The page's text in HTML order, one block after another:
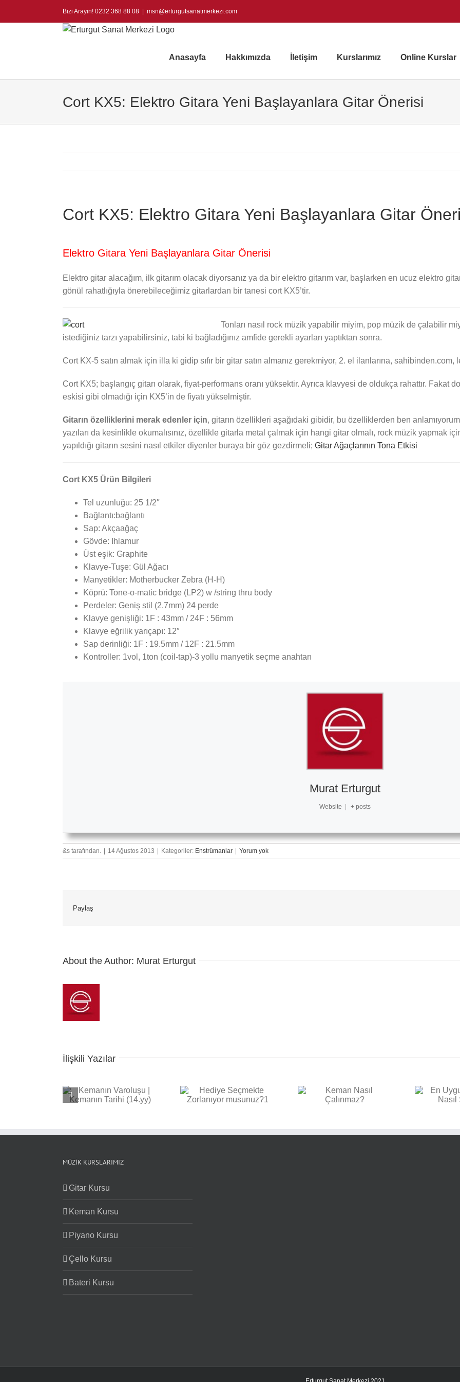
Bizi Arayın! 0232 368 88 08 msn@erturgutsanatmerkezi.com
Anasayfa Hakkımızda İletişim Kurslarımız Online Kurslar
Cort KX5: Elektro Gitara Yeni Başlayanlara Gitar Önerisi
Cort KX5: Elektro Gitara Yeni Başlayanlara Gitar
Elektro Gitara Yeni Başlayanlara Gitar Önerisi
Elektro gitar alacağım, ilk gitarım olacak diyorsanız ya da bir elektro gitarım var, başlarken en ucuz elektro
gönül rahatlığıyla önerebileceğimiz gitarlardan bir tanesi cort KX5’tir.
Tonları nasıl rock müzik yapabilir miyim, pop müzik de çalabilir
istediğiniz tarzı yapabilirsiniz, tabi ki bağladığınız amfide gerekli ayarları yaptıktan sonra.
Cort KX-5 satın almak için illa ki gidip sıfır bir gitar satın almanız gerekmiyor, 2. el ilanlarına,
Cort KX5; başlangıç gitarı olarak, fiyat-performans oranı yüksektir. Ayrıca klavyesi de oldukça rahattır. Fakat
eskisi gibi olmadığı için KX5’in de fiyatı yükselmiştir.
Gitarın özelliklerini merak edenler için, gitarın özellikleri aşağıdaki gibidir, bu özelliklerden ben
yazıları da kesinlikle okumalısınız, özellikle gitarla metal çalmak için hangi gitar olmalı, rock müzik yapmak
yapıldığı gitarın sesini nasıl etkiler diyenler buraya bir göz gezdirmeli; Gitar Ağaçlarının Tona Etkisi
Cort KX5 Ürün Bilgileri
Tel uzunluğu: 25 1/2″
Bağlantı:bağlantı
Sap: Akçaağaç
Gövde: Ihlamur
Üst eşik: Graphite
Klavye-Tuşe: Gül Ağacı
Manyetikler: Motherbucker Zebra (H-H)
Köprü: Tone-o-matic bridge (LP2) w /string thru body
Perdeler: Geniş stil (2.7mm) 24 perde
Klavye genişliği: 1F : 43mm / 24F : 56mm
Klavye eğrilik yarıçapı: 12″
Sap derinliği: 1F : 19.5mm / 12F : 21.5mm
Kontroller: 1vol, 1ton (coil-tap)-3 yollu manyetik seçme anahtarı
Murat Erturgut
Website + posts
&s tarafından. 14 Ağustos 2013 Kategoriler: Enstrümanlar Yorum yok
Paylaş
About the Author: Murat Erturgut
İlişkili Yazılar
Hediye Seçmekte
Keman Nasıl Çalınmaz?
En Uygun Bas Gitar
MÜZIK KURSLARIMIZ
Gitar Kursu
Keman Kursu
Piyano Kursu
Çello Kursu
Bateri Kursu